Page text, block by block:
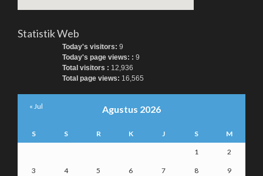
Statistik Web
Today's visitors: 9
Today's page views: : 9
Total visitors : 12,936
Total page views: 16,565
Agustus 2026
S S R K J S M
1 2
3 4 5 6 7 8 9
« Jul